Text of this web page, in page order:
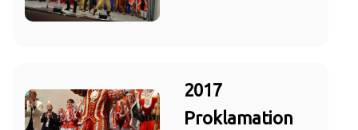
2017
Proklamation